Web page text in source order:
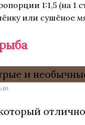
1:1,5 (на 1
или сушёное